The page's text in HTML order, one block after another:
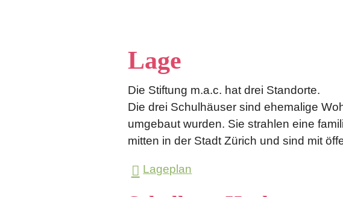
Lage
Die Stiftung m.a.c. hat drei Standorte.
Die drei Schulhäuser sind ehemalige
umgebaut wurden. Sie strahlen eine
mitten in der Stadt Zürich und sind mit
Lageplan